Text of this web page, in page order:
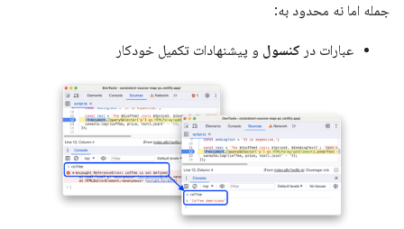
جمله اما نه محدود به:
عبارات در کنسول و پیشنهادات تکمیل خودکار